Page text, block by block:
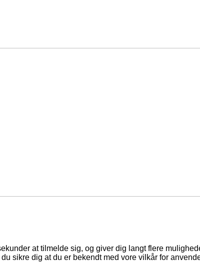
at tilmelde sig, og giver dig langt flere
sikre dig at du er bekendt med vore vilkår for